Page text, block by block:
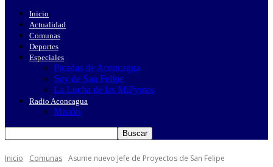
Inicio
Actualidad
Comunas
Deportes
Especiales
Picadas de Aconcagua
Soy de San Felipe
La Lucha de las MiPymes
Radio Aconcagua
Misión
Inicio Comunas Asume nuevo Jefe de Proyectos de San Felipe